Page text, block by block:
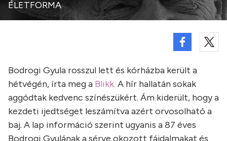
ÉLETFORMA
Bodrogi Gyula rosszul lett és kórházba került a
hétvégén, írta meg a Blikk. A hír hallatán sokak
aggódtak kedvenc színészükért. Ám kiderült, hogy a
kezdeti ijedtséget leszámítva azért orvosolható a
baj. A lap információ szerint ugyanis a 87 éves
Bodrogi Gyulának a sérve okozott fájdalmakat és